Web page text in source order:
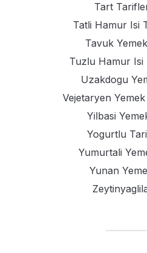
Tart
Tatli Hamur Isi
Tavuk
Tuzlu Hamur Isi
Uzakdogu
Vejetaryen
Yilbasi
Yogurtlu
Yumurtali
Yunan